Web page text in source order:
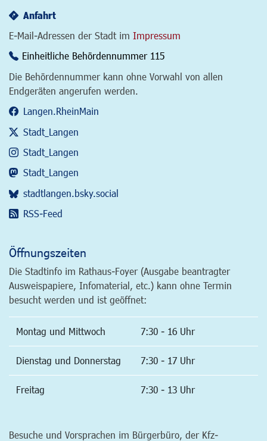
Anfahrt
E-Mail-Adressen der Stadt im Impressum
Einheitliche Behördennummer 115
Die Behördennummer kann ohne Vorwahl von allen
Endgeräten angerufen werden.
Langen.RheinMain
Stadt_Langen
Stadt_Langen
Stadt_Langen
stadtlangen.bsky.social
RSS-Feed
Öffnungszeiten
Die Stadtinfo im Rathaus-Foyer (Ausgabe beantragter
Ausweispapiere, Infomaterial, etc.) kann ohne Termin
besucht werden und ist geöffnet:
Montag und Mittwoch 7:30 - 16 Uhr
Dienstag und Donnerstag 7:30 - 17 Uhr
Freitag 7:30 - 13 Uhr
Besuche und Vorsprachen im Bürgerbüro, der Kfz-